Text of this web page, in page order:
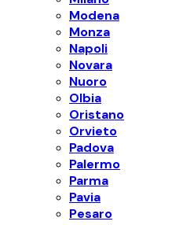
Modena
Monza
Napoli
Novara
Nuoro
Olbia
Oristano
Orvieto
Padova
Palermo
Parma
Pavia
Pesaro